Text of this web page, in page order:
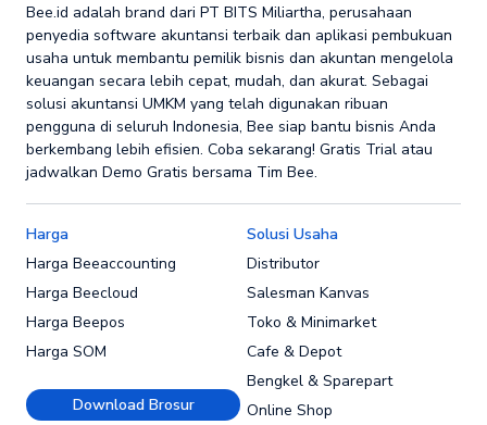
Bee.id adalah brand dari PT BITS Miliartha, perusahaan
penyedia software akuntansi terbaik dan aplikasi pembukuan
usaha untuk membantu pemilik bisnis dan akuntan mengelola
keuangan secara lebih cepat, mudah, dan akurat. Sebagai
solusi akuntansi UMKM yang telah digunakan ribuan
pengguna di seluruh Indonesia, Bee siap bantu bisnis Anda
berkembang lebih efisien. Coba sekarang! Gratis Trial atau
jadwalkan Demo Gratis bersama Tim Bee.
Harga
Harga Beeaccounting
Harga Beecloud
Harga Beepos
Harga SOM
Download Brosur
Solusi Usaha
Distributor
Salesman Kanvas
Toko & Minimarket
Cafe & Depot
Bengkel & Sparepart
Online Shop